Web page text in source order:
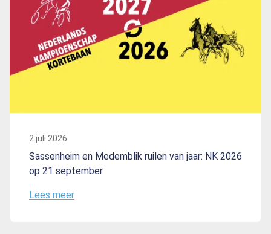
2 juli 2026
Sassenheim en Medemblik ruilen van jaar: NK 2026
op 21 september
Lees meer